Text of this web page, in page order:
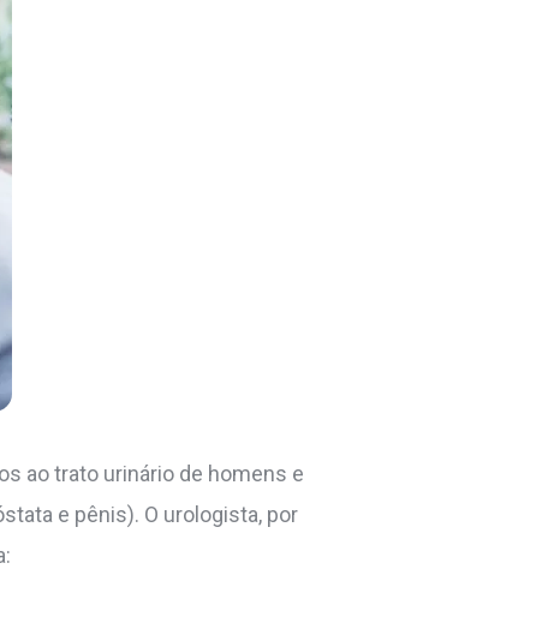
ao trato urinário de homens e
e pênis). O urologista, por